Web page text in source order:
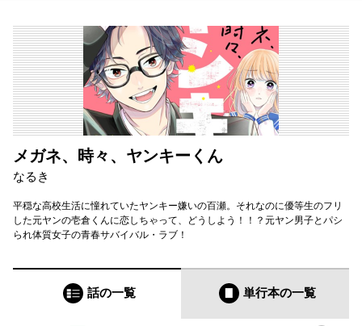
メガネ、時々、ヤンキーくん
なるき
平穏な高校生活に憧れていたヤンキー嫌いの百瀬。それなのに優等生のフリ
した元ヤンの壱倉くんに恋しちゃって、どうしよう！！？元ヤン男子とパシ
られ体質女子の青春サバイバル・ラブ！
話の一覧 単行本の一覧